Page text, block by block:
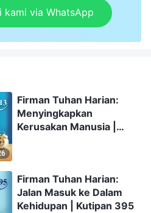
kami via WhatsApp
Firman Tuhan Harian:
Menyingkapkan
Kerusakan Manusia |
Firman Tuhan Harian:
Jalan Masuk ke Dalam
Kehidupan | Kutipan 395